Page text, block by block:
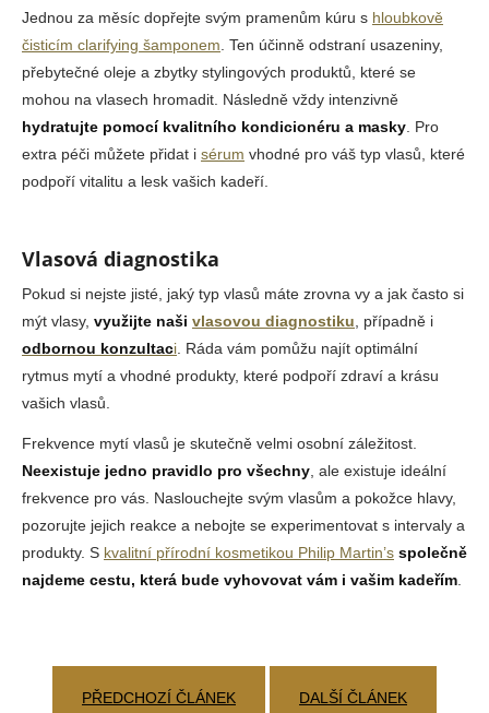
Jednou za měsíc dopřejte svým pramenům kúru s hloubkově
čisticím clarifying šamponem . Ten účinně odstraní usazeniny,
přebytečné oleje a zbytky stylingových produktů, které se
mohou na vlasech hromadit. Následně vždy intenzivně
hydratujte pomocí kvalitního kondicionéru a masky . Pro
extra péči můžete přidat i sérum vhodné pro váš typ vlasů, které
podpoří vitalitu a lesk vašich kadeří.
Vlasová diagnostika
Pokud si nejste jisté, jaký typ vlasů máte zrovna vy a jak často si
mýt vlasy, využijte naši vlasovou diagnostiku , případně i
odbornou konzultaci . Ráda vám pomůžu najít optimální
rytmus mytí a vhodné produkty, které podpoří zdraví a krásu
vašich vlasů.
Frekvence mytí vlasů je skutečně velmi osobní záležitost.
Neexistuje jedno pravidlo pro všechny , ale existuje ideální
frekvence pro vás. Naslouchejte svým vlasům a pokožce hlavy,
pozorujte jejich reakce a nebojte se experimentovat s intervaly a
produkty. S kvalitní přírodní kosmetikou Philip Martin’s společně
najdeme cestu, která bude vyhovovat vám i vašim kadeřím
PŘEDCHOZÍ ČLÁNEK DALŠÍ ČLÁNEK